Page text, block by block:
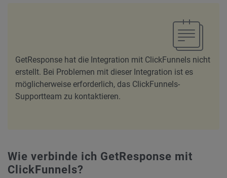
GetResponse hat die Integration mit ClickFunnels nicht
erstellt. Bei Problemen mit dieser Integration ist es
möglicherweise erforderlich, das ClickFunnels-
Supportteam zu kontaktieren.
Wie verbinde ich GetResponse mit
ClickFunnels?